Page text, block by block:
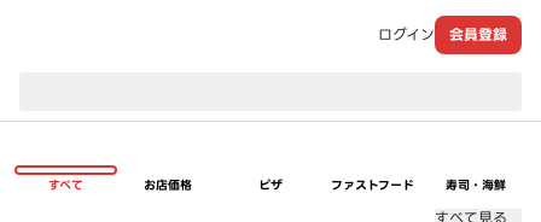
ログイン 会員登録
すべて お店価格 ピザ ファストフード 寿司・海鮮